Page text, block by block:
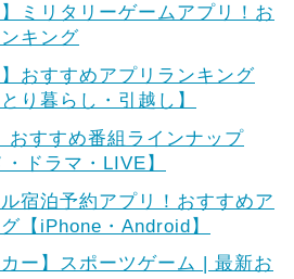
】ミリタリーゲームアプリ！お
キング
】おすすめアプリランキング
り暮らし・引越し】
おすすめ番組ラインナップ
ドラマ・LIVE】
ル宿泊予約アプリ！おすすめア
【iPhone・Android】
カー】スポーツゲーム | 最新お